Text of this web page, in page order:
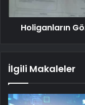
Holiganların
İlgili Makaleler